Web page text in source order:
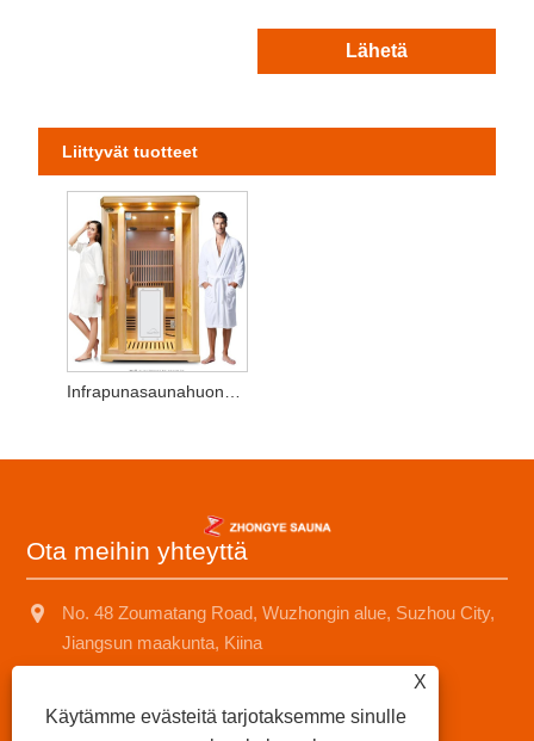
Lähetä
Liittyvät tuotteet
Infrapunasaunahuone 2 henkilölle
Ota meihin yhteyttä
No. 48 Zoumatang Road, Wuzhongin alue, Suzhou City,
Jiangsun maakunta, Kiina
saunad688@163.com
X
Käytämme evästeitä tarjotaksemme sinulle